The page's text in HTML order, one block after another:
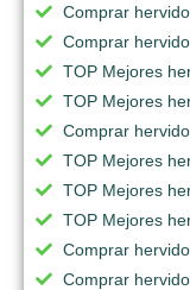
Comprar
Comprar
TOP Mejores
TOP Mejores
Comprar
TOP Mejores
TOP Mejores
TOP Mejores
Comprar
Comprar